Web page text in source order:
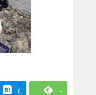
0 -